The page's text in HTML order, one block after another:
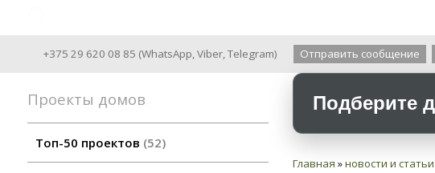
+375 29 620 08 85 (WhatsApp,Viber,Telegram) Отправить сообщение
Проекты домов
Топ-50 проектов 52
Подберите
Главная »новости и статьи